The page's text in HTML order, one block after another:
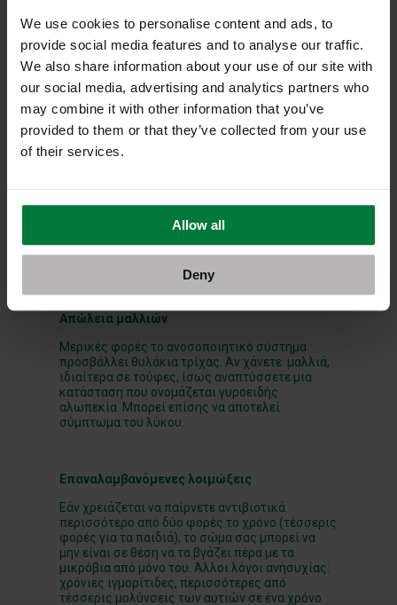
We use cookies to personalise content and ads, to
provide social media features and to analyse our traffic.
We also share information about your use of our site with
our social media, advertising and analytics partners who
may combine it with other information that you’ve
provided to them or that they’ve collected from your use
of their services.
Allow all
Deny
το ανοσοποιητικό κάνει τη δουλειά του. Ξηρό,
κόκκινο δέρμα με φαγούρα είναι ένα σύνηθες
σύμπτωμα φλεγμονής. Ας σημειωθεί ότι τα
άτομα με λύκο συχνά εμφανίζουν εξάνθημα σε
σχήμα πεταλούδας στη μύτη και τα μάγουλά
τους.
Πόνος στις αρθρώσεις
Όταν υπάρχει φλεγμονή στην εσωτερική
(κάτι που μπορεί να εμφανιστεί σε παραπάνω
από μια αρθρώσεις). Ίσως παρατηρήσετε ότι
Απώλεια μαλλιών
Μερικές φορές το ανοσοποιητικό σύστημα
προσβάλλει θυλάκια τρίχας. Αν χάνετε μαλλιά,
ιδιαίτερα σε τούφες, ίσως αναπτύσσετε μια
κατάσταση που ονομάζεται γυροειδής
αλωπεκία. Μπορεί επίσης να αποτελεί
σύμπτωμα του λύκου.
Επαναλαμβανόμενες λοιμώξεις
Εάν χρειάζεται να παίρνετε αντιβιοτικά
περισσότερο από δύο φορές το χρόνο (τέσσερις
φορές για τα παιδιά), το σώμα σας μπορεί να
μην είναι σε θέση να τα βγάζει πέρα με τα
μικρόβια από μόνο του. Άλλοι λόγοι ανησυχίας:
χρόνιες ιγμορίτιδες, περισσότερες από
τέσσερις μολύνσεις των αυτιών σε ένα χρόνο